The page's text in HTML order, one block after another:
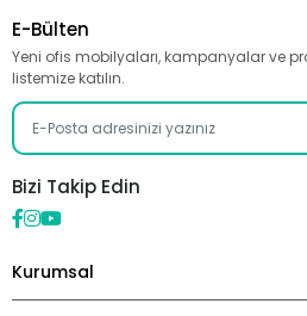
E-Bülten
Yeni ofis mobilyaları, kampanyalar ve
listemize katılın.
Bizi Takip Edin
Kurumsal